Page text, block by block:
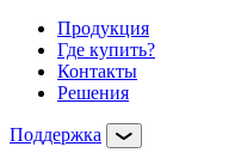
Продукция
Где купить?
Контакты
Решения
Поддержка